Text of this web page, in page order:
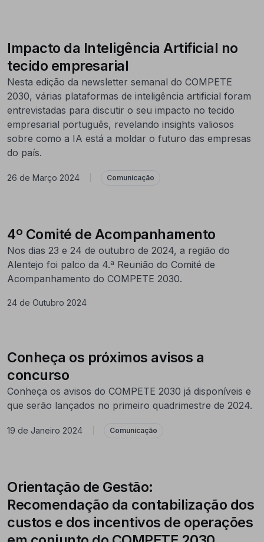
Impacto da Inteligência Artificial no
tecido empresarial
Nesta edição da newsletter semanal do COMPETE
2030, várias plataformas de inteligência artificial foram
entrevistadas para discutir o seu impacto no tecido
empresarial português, revelando insights valiosos
sobre como a IA está a moldar o futuro das empresas
do país.
26 de Março 2024 Comunicação
4º Comité de Acompanhamento
Nos dias 23 e 24 de outubro de 2024, a região do
Alentejo foi palco da 4.ª Reunião do Comité de
Acompanhamento do COMPETE 2030.
24 de Outubro 2024
Conheça os próximos avisos a
concurso
Conheça os avisos do COMPETE 2030 já disponíveis e
que serão lançados no primeiro quadrimestre de 2024.
19 de Janeiro 2024 Comunicação
Orientação de Gestão:
Recomendação da contabilização dos
custos e dos incentivos de operações